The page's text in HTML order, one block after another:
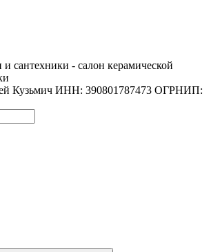
сантехники - салон керамической
Кузьмич ИНН: 390801787473 ОГРНИП: